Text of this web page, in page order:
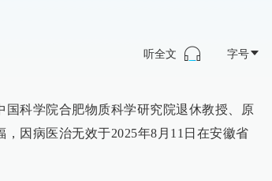
听全文 字号
科学院合肥物质科学研究院退休教授、原
因病医治无效于2025年8月11日在安徽省